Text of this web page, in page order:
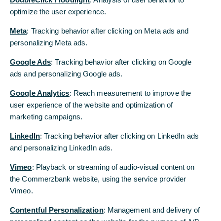
Daten, insbesondere die Verwendung von Texten,
Zustimmung der Commerzbank AG.
Datenschutz
Disclaimer
optimize the user experience.
Meta: Tracking behavior after clicking on Meta ads and
personalizing Meta ads.
Google Ads: Tracking behavior after clicking on Google
ads and personalizing Google ads.
Google Analytics: Reach measurement to improve the
user experience of the website and optimization of
marketing campaigns.
LinkedIn: Tracking behavior after clicking on LinkedIn ads
and personalizing LinkedIn ads.
Vimeo: Playback or streaming of audio-visual content on
the Commerzbank website, using the service provider
Vimeo.
Contentful Personalization: Management and delivery of
optimize the user experience.
Meta: Tracking behavior after clicking on Meta ads and
personalizing Meta ads.
Google Ads: Tracking behavior after clicking on Google
ads and personalizing Google ads.
Google Analytics: Reach measurement to improve the
user experience of the website and optimization of
marketing campaigns.
LinkedIn: Tracking behavior after clicking on LinkedIn ads
and personalizing LinkedIn ads.
Vimeo: Playback or streaming of audio-visual content on
the Commerzbank website, using the service provider
Vimeo.
Contentful Personalization: Management and delivery of